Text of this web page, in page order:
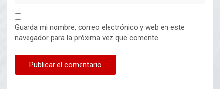
Guarda mi nombre, correo electrónico y web en este
navegador para la próxima vez que comente.